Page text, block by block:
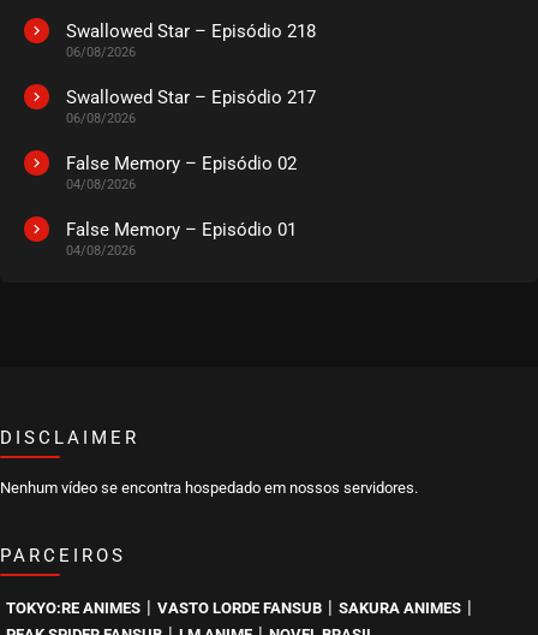
Swallowed Star – Episódio 218
06/08/2026
Swallowed Star – Episódio 217
06/08/2026
False Memory – Episódio 02
04/08/2026
False Memory – Episódio 01
04/08/2026
DISCLAIMER
Nenhum vídeo se encontra hospedado em nossos servidores.
PARCEIROS
TOKYO:RE ANIMES VASTO LORDE FANSUB SAKURA ANIMES